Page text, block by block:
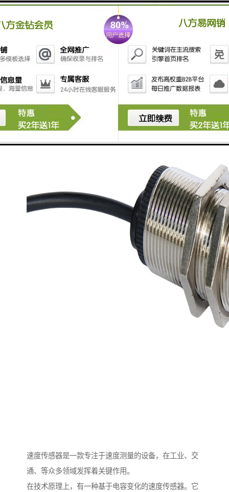
速度传感器是一款专注于速度测量的设备，在工业、交
通、等众多领域发挥着关键作用。
在技术原理上，有一种基于电容变化的速度传感器。它